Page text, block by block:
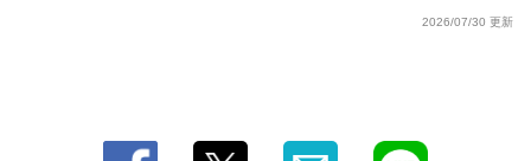
2026/07/30 更新